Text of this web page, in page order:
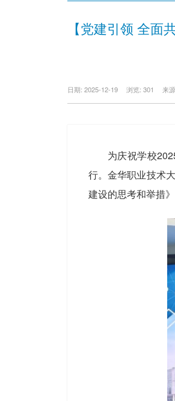
【党建引领 全面
日期: 2025-12-19 浏览: 301 来
为庆祝学校
行。金华职业技术
建设的思考和举措